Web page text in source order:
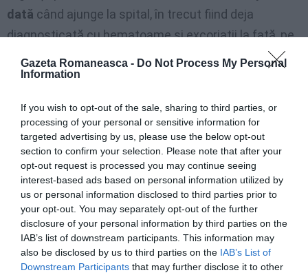
Gazeta Romaneasca - Do Not Process My Personal
Information
If you wish to opt-out of the sale, sharing to third parties, or
processing of your personal or sensitive information for
targeted advertising by us, please use the below opt-out
section to confirm your selection. Please note that after your
opt-out request is processed you may continue seeing
interest-based ads based on personal information utilized by
us or personal information disclosed to third parties prior to
your opt-out. You may separately opt-out of the further
disclosure of your personal information by third parties on the
IAB’s list of downstream participants. This information may
also be disclosed by us to third parties on the IAB’s List of
Downstream Participants that may further disclose it to other
dată când ajunge la spital, în trecut fiind deja
diagnosticată cu hematoame și excoriații la față, pe
picioare și brațe. Răni pe care mereu le-a justificat
spunând că a suferit
De caz se ocupă șiTribunalul pentru Minori din
Bologna, unde judecătorii au ascultat povestirile
micuțelor victime. Victime careau confirmat
atrocitățilecare s-au derulat sub ochii lor.
”Important este căsuntem toți trei bine– spune
femeia.Am terminat-o cu acel bărbat, datorez acest
lucru mie și copiilor mei”.